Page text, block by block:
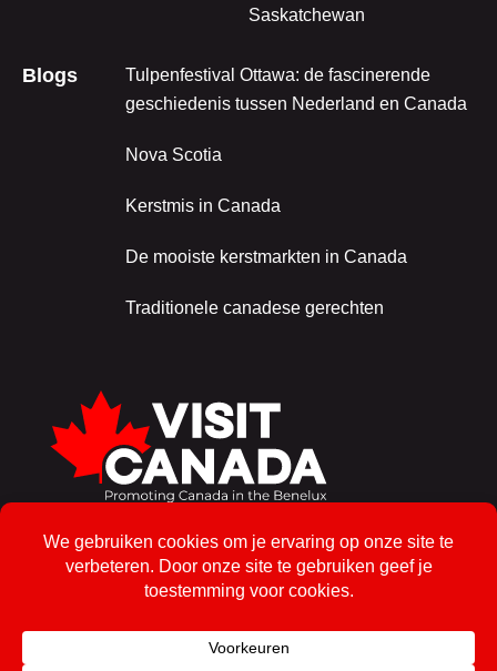
Saskatchewan
Blogs
Tulpenfestival Ottawa: de fascinerende
geschiedenis tussen Nederland en Canada
Nova Scotia
Kerstmis in Canada
De mooiste kerstmarkten in Canada
Traditionele canadese gerechten
Schrijf je in voor de nieuwsbrief!
Inschrijven